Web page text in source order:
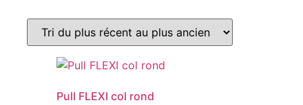
Pull FLEXI col rond